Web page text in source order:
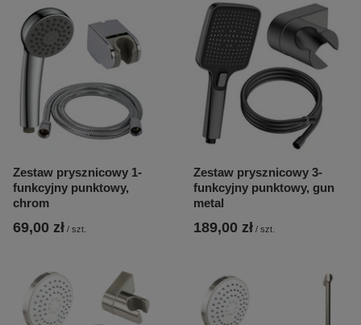
Zestaw prysznicowy 1-
funkcyjny punktowy,
chrom
69,00 zł / szt.
Zestaw prysznicowy 3-
funkcyjny punktowy, gun
metal
189,00 zł / szt.